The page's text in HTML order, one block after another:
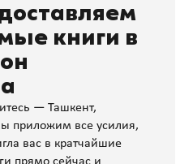
книги в
— Ташкент,
приложим все усилия,
вас в кратчайшие